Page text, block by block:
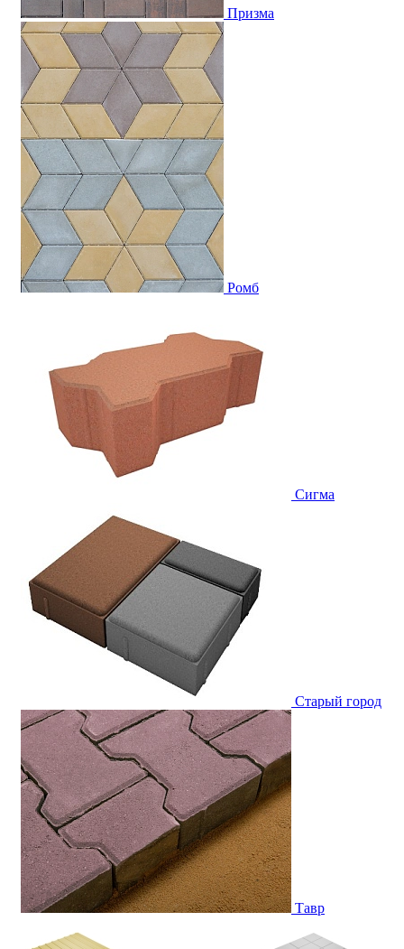
Призма
Ромб
Сигма
Старый город
Тавр